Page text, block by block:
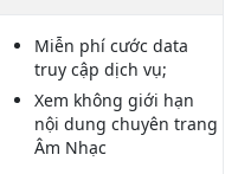
Miễn phí cước data
truy cập dịch vụ;
Xem không giới hạn
nội dung chuyên trang
Âm Nhạc